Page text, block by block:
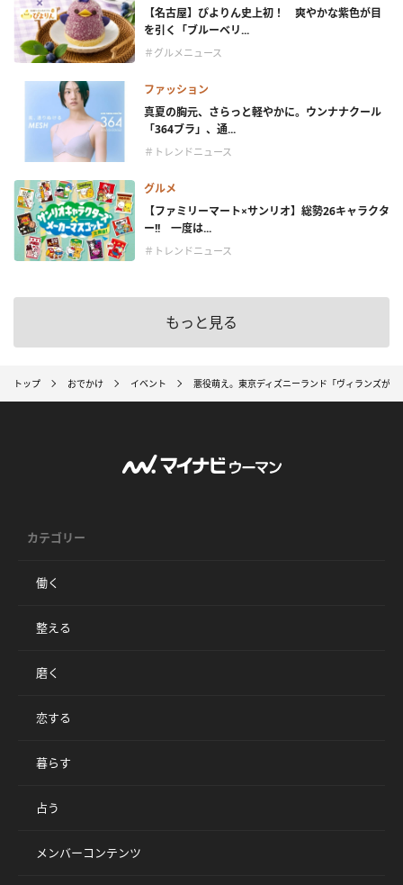
【名古屋】ぴよりん史上初！ 爽やかな紫色が目
を引く「ブルーベリ...
＃グルメニュース
ファッション
真夏の胸元、さらっと軽やかに。ウンナナクール
「364ブラ」、通...
＃トレンドニュース
グルメ
【ファミリーマート×サンリオ】総勢26キャラクタ
ー!! 一度は...
＃トレンドニュース
もっと見る
トップ おでかけ イベント 悪役萌え。東京ディズニーランド「ヴィランズが
カテゴリー
働く
整える
磨く
恋する
暮らす
占う
メンバーコンテンツ